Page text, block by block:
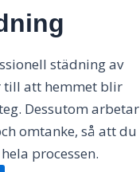
städning av
till att hemmet blir
Dessutom arbetar
omtanke, så att du
processen.